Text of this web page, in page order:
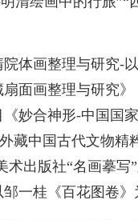
体画整理与研究-
面画整理与研究
妙合神形-中国国
藏中国古代文物精
术出版社“名画摹写
一桂《百花图卷》